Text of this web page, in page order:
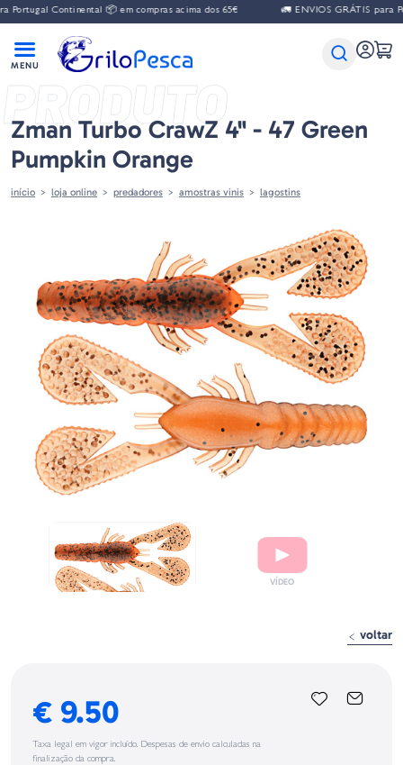
Continental 📦 em compras acima dos 65€ 🚛 ENVIOS GRÁTIS para
PRODUTO
Zman Turbo CrawZ 4" - 47 Green
Pumpkin Orange
início loja online predadores amostras vinis lagostins
voltar
€ 9.50
Taxa legal em vigor incluído. Despesas de envio calculadas na
finalização da compra.